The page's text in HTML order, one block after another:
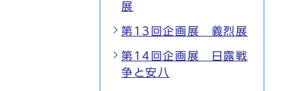
展
第13回企画展 義烈展
第14回企画展 日露戦
争と安八